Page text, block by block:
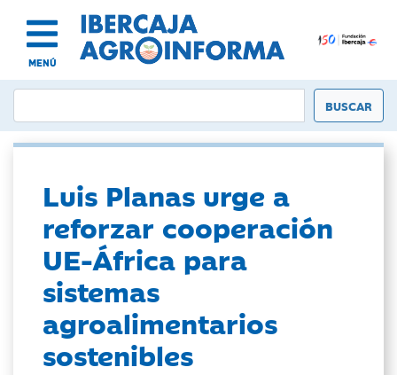
MENÚ
Luis Planas urge a
reforzar cooperación
UE-África para
sistemas
agroalimentarios
sostenibles